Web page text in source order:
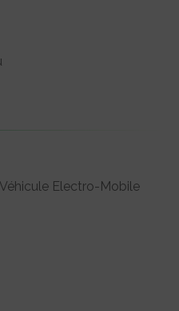
Véhicule Electro-Mobile